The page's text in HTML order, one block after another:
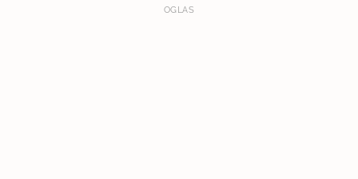
OGLAS